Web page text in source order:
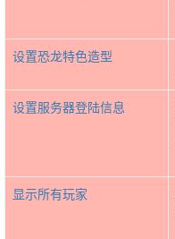
设置恐龙特色造型
设置服务器登陆信息
显示所有玩家